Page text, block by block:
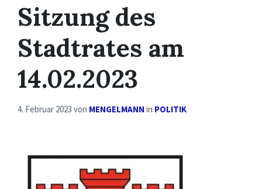
Sitzung des
Stadtrates am
14.02.2023
4. Februar 2023 von MENGELMANN in POLITIK